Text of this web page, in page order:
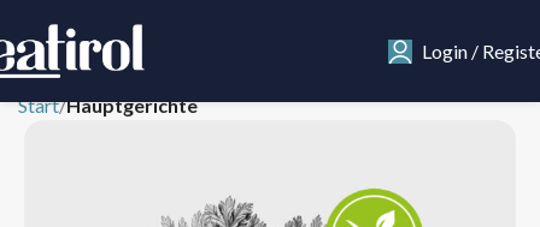
Login /
Start Hauptgerichte